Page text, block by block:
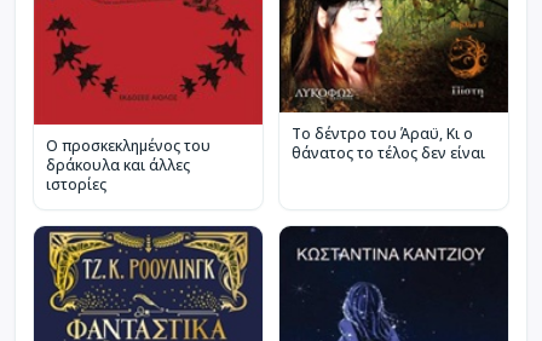
Ο προσκεκλημένος του
δράκουλα και άλλες
ιστορίες
Το δέντρο του Άραϋ, Κι ο
θάνατος το τέλος δεν είναι